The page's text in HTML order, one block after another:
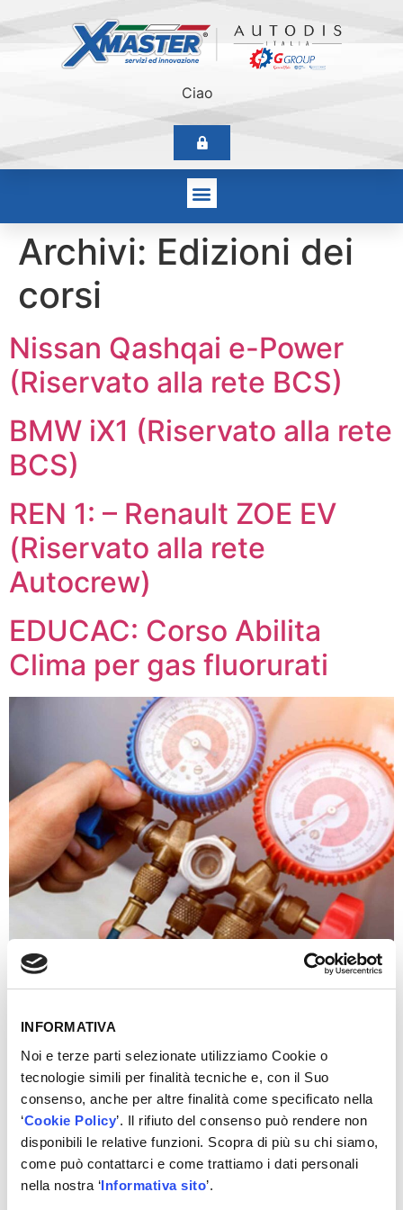
INFORMATIVA
Noi e terze parti selezionate utilizziamo Cookie o
tecnologie simili per finalità tecniche e, con il Suo
consenso, anche per altre finalità come specificato nella
‘Cookie Policy’. Il rifiuto del consenso può rendere non
disponibili le relative funzioni. Scopra di più su chi siamo,
come può contattarci e come trattiamo i dati personali
nella nostra ‘Informativa sito’.
Ciao
Archivi: Edizioni dei
corsi
Nissan Qashqai e-Power
(Riservato alla rete BCS)
BMW iX1 (Riservato alla rete
BCS)
REN 1: – Renault ZOE EV
(Riservato alla rete
Autocrew)
EDUCAC: Corso Abilita
Clima per gas fluorurati
XGE – Corso utilizzo
software Bosch ESI[tronic]
Evolution
XGMO – Diagnosi: Lettura e
interpretazione valori
XTDM – Sistemi HEV –